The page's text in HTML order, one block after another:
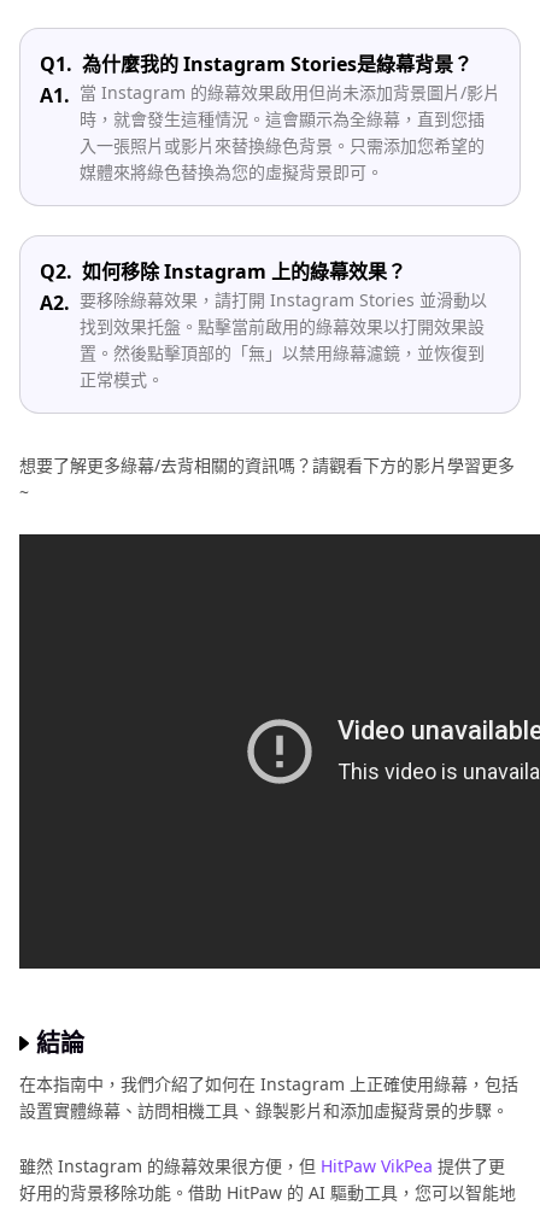
Q1. 為什麼我的 Instagram Stories是綠幕背景？
A1. 當 Instagram 的綠幕效果啟用但尚未添加背景圖片/影片
時，就會發生這種情況。這會顯示為全綠幕，直到您插
入一張照片或影片來替換綠色背景。只需添加您希望的
媒體來將綠色替換為您的虛擬背景即可。
Q2. 如何移除 Instagram 上的綠幕效果？
A2. 要移除綠幕效果，請打開 Instagram Stories 並滑動以
找到效果托盤。點擊當前啟用的綠幕效果以打開效果設
置。然後點擊頂部的「無」以禁用綠幕濾鏡，並恢復到
正常模式。
想要了解更多綠幕/去背相關的資訊嗎？請觀看下方的影片學習更多
~
結論
在本指南中，我們介紹了如何在 Instagram 上正確使用綠幕，包括
設置實體綠幕、訪問相機工具、錄製影片和添加虛擬背景的步驟。
雖然 Instagram 的綠幕效果很方便，但 HitPaw VikPea 提供了更
好用的背景移除功能。借助 HitPaw 的 AI 驅動工具，您可以智能地